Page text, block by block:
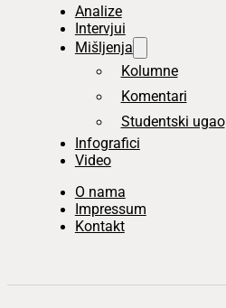
Analize
Intervjui
Mišljenja
Kolumne
Komentari
Studentski ugao
Infografici
Video
O nama
Impressum
Kontakt